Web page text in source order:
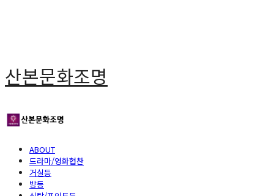
산본문화조명
ABOUT
드라마/영화협찬
거실등
방등